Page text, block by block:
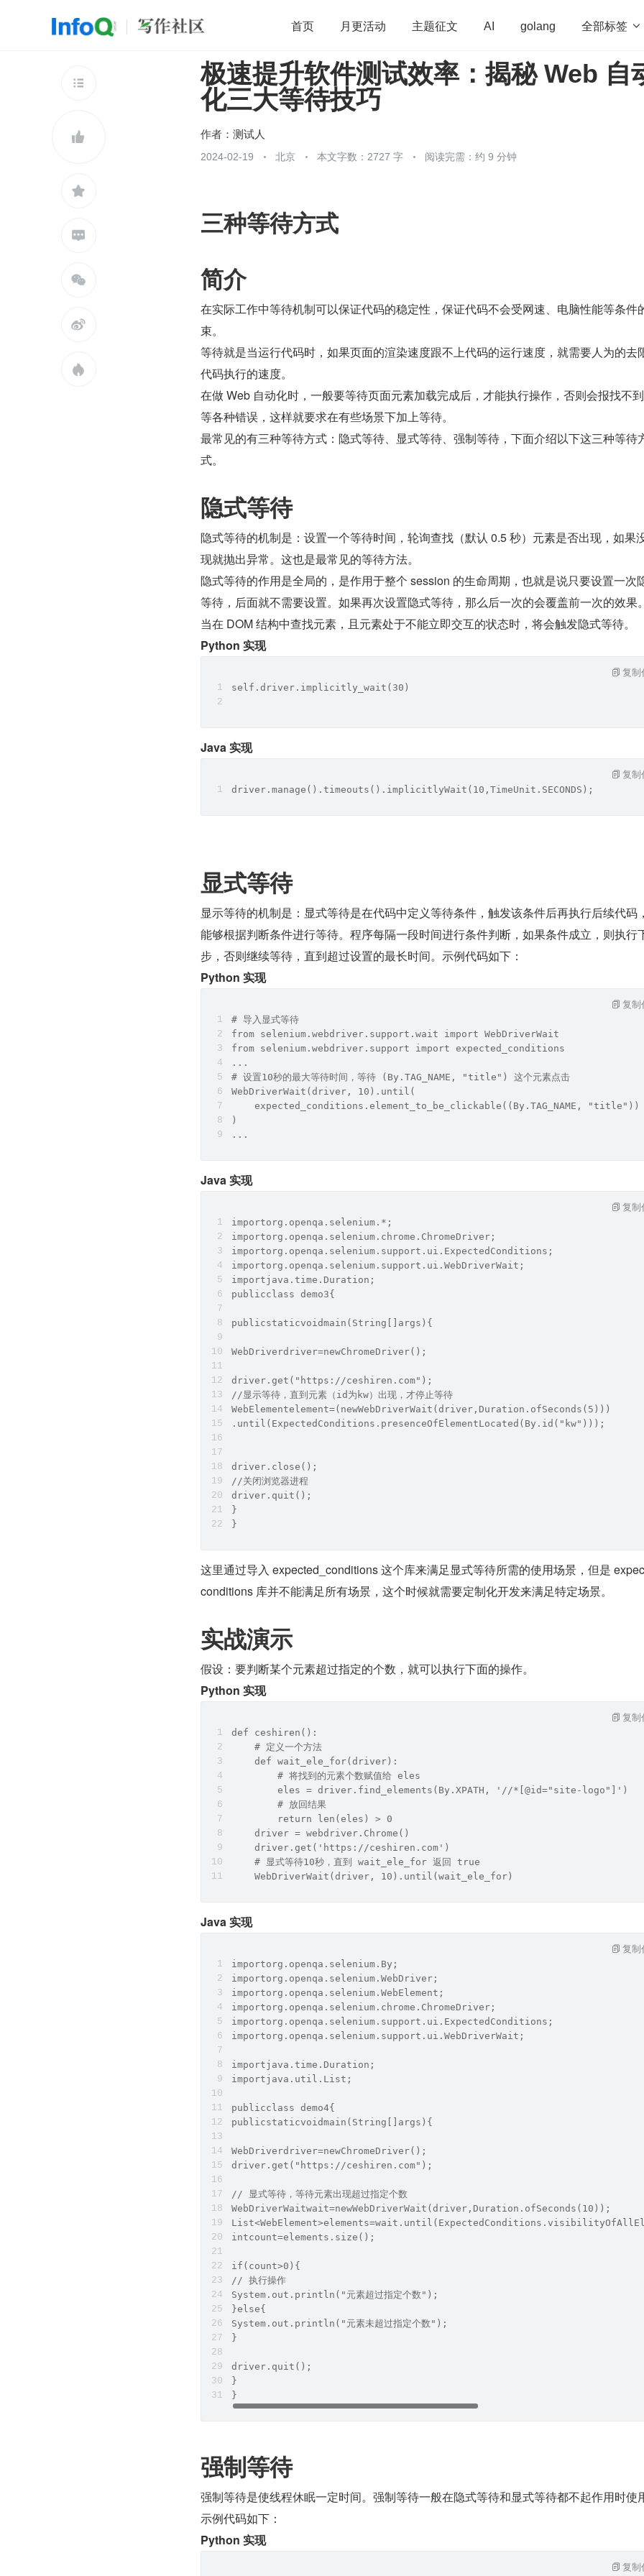
首页 月更活动 主题征文 AI golang 全部标签 
开源 架构 OpenHarmony 算法 学习方法 Web3.0 高
团队管理 程序员
查看更多







极速提升软件测试效率：揭秘 Web 自
化三大等待技巧
作者： 测试人
2024-02-19 北京 本文字数：2727 字 阅读完需：约 9 分钟
三种等待方式
简介
在实际工作中等待机制可以保证代码的稳定性，保证代码不会受网速、电脑性能等条件
束。
等待就是当运行代码时，如果页面的渲染速度跟不上代码的运行速度，就需要人为的去
代码执行的速度。
在做 Web 自动化时，一般要等待页面元素加载完成后，才能执行操作，否则会报找不
等各种错误，这样就要求在有些场景下加上等待。
最常见的有三种等待方式：隐式等待、显式等待、强制等待，下面介绍以下这三种等待
式。
隐式等待
隐式等待的机制是：设置一个等待时间，轮询查找（默认 0.5 秒）元素是否出现，如果
现就抛出异常。这也是最常见的等待方法。
隐式等待的作用是全局的，是作用于整个 session 的生命周期，也就是说只要设置一次
等待，后面就不需要设置。如果再次设置隐式等待，那么后一次的会覆盖前一次的效果
当在 DOM 结构中查找元素，且元素处于不能立即交互的状态时，将会触发隐式等待。
Python 实现
self.driver.implicitly_wait(30)
复制
Java 实现
driver.manage().timeouts().implicitlyWait(10,TimeUnit.SECONDS);
复制
显式等待
显示等待的机制是：显式等待是在代码中定义等待条件，触发该条件后再执行后续代码
能够根据判断条件进行等待。程序每隔一段时间进行条件判断，如果条件成立，则执行
步，否则继续等待，直到超过设置的最长时间。示例代码如下：
Python 实现
# 导入显式等待
from selenium.webdriver.support.wait import WebDriverWait
from selenium.webdriver.support import expected_conditions
...
# 设置10秒的最大等待时间，等待 (By.TAG_NAME, "title") 这个元素点击
WebDriverWait(driver, 10).until(
    expected_conditions.element_to_be_clickable((By.TAG_NAME, "title"))
)
...
复制
Java 实现
importorg.openqa.selenium.*;
importorg.openqa.selenium.chrome.ChromeDriver;
importorg.openqa.selenium.support.ui.ExpectedConditions;
importorg.openqa.selenium.support.ui.WebDriverWait;
importjava.time.Duration;
publicclass demo3{
publicstaticvoidmain(String[]args){
WebDriverdriver=newChromeDriver();
driver.get("https://ceshiren.com");
//显示等待，直到元素（id为kw）出现，才停止等待
WebElementelement=(newWebDriverWait(driver,Duration.ofSeconds(5)))
.until(ExpectedConditions.presenceOfElementLocated(By.id("kw")));
driver.close();
//关闭浏览器进程
driver.quit();
}
}
复制
这里通过导入 expected_conditions 这个库来满足显式等待所需的使用场景，但是
conditions 库并不能满足所有场景，这个时候就需要定制化开发来满足特定场景。
实战演示
假设：要判断某个元素超过指定的个数，就可以执行下面的操作。
Python 实现
def ceshiren():
    # 定义一个方法
    def wait_ele_for(driver):
        # 将找到的元素个数赋值给 eles
        eles = driver.find_elements(By.XPATH, '//*[@id="site-logo"]')
        # 放回结果
        return len(eles) > 0
    driver = webdriver.Chrome()
    driver.get('https://ceshiren.com')
    # 显式等待10秒，直到 wait_ele_for 返回 true
    WebDriverWait(driver, 10).until(wait_ele_for)
复制
Java 实现
importorg.openqa.selenium.By;
importorg.openqa.selenium.WebDriver;
importorg.openqa.selenium.WebElement;
importorg.openqa.selenium.chrome.ChromeDriver;
importorg.openqa.selenium.support.ui.ExpectedConditions;
importorg.openqa.selenium.support.ui.WebDriverWait;
importjava.time.Duration;
importjava.util.List;
publicclass demo4{
publicstaticvoidmain(String[]args){
WebDriverdriver=newChromeDriver();
driver.get("https://ceshiren.com");
// 显式等待，等待元素出现超过指定个数
WebDriverWaitwait=newWebDriverWait(driver,Duration.ofSeconds(10));
intcount=elements.size();
if(count>0){
// 执行操作
System.out.println("元素超过指定个数");
}else{
System.out.println("元素未超过指定个数");
}
driver.quit();
}
}
复制
强制等待
强制等待是使线程休眠一定时间。强制等待一般在隐式等待和显式等待都不起作用时使
示例代码如下：
Python 实现
复制